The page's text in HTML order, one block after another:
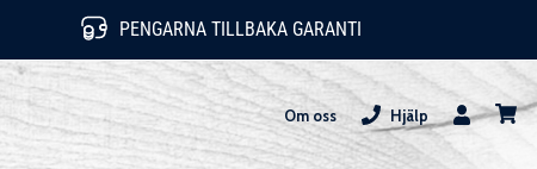
PENGARNA TILLBAKA GARANTI
Om oss
Hjälp